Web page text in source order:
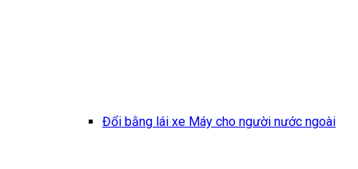
Đổi bằng lái xe Máy cho người nước ngoài